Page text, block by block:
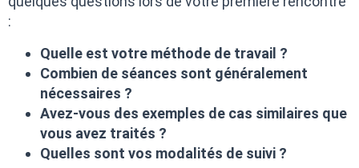
:
Quelle est votre méthode de travail ?
Combien de séances sont généralement
nécessaires ?
Avez-vous des exemples de cas similaires que
vous avez traités ?
Quelles sont vos modalités de suivi ?